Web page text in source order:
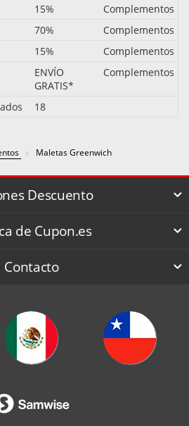
15%
Complementos
70%
Complementos
15%
Complementos
ENVÍO
GRATIS*
Complementos
18
Maletas Greenwich
Descuento
de Cupon.es
Contacto